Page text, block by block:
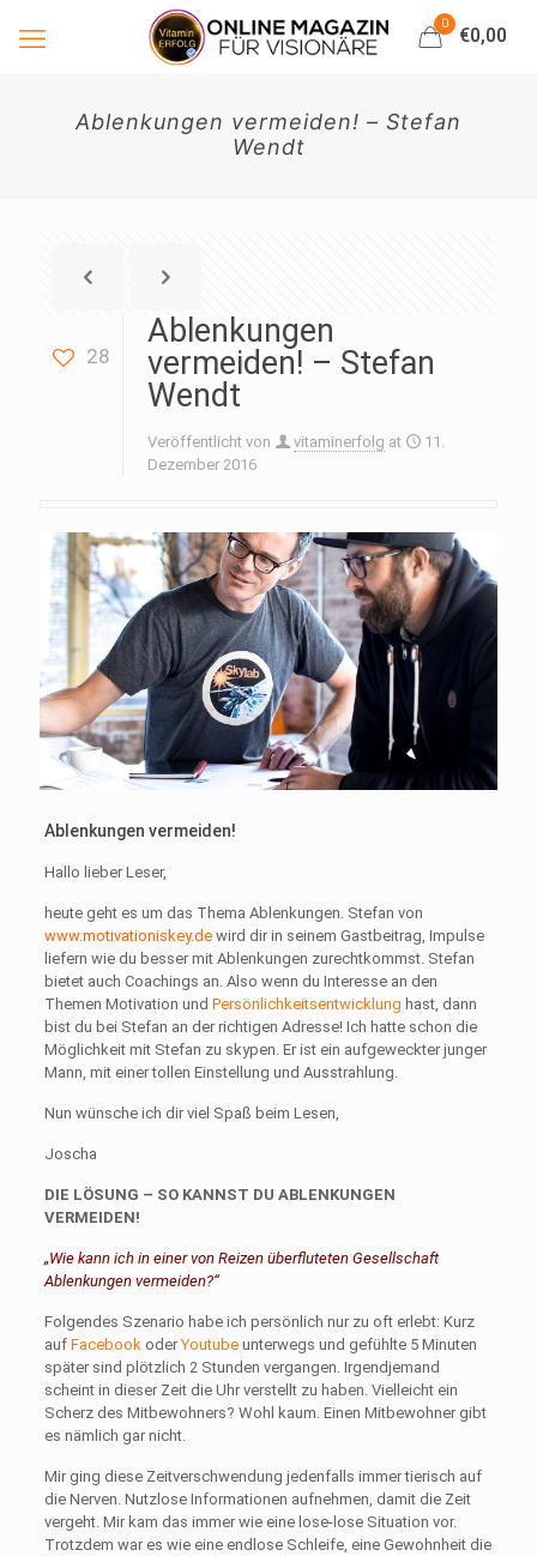
0
€0,00
Ablenkungen vermeiden! – Stefan
Wendt
28
Ablenkungen
vermeiden! – Stefan
Wendt
Veröffentlicht von vitaminerfolg at
11.
Dezember 2016
Ablenkungen vermeiden!
Hallo lieber Leser,
heute geht es um das Thema Ablenkungen. Stefan von
www.motivationiskey.dewird dir in seinem Gastbeitrag, Impulse
liefern wie du besser mit Ablenkungen zurechtkommst. Stefan
bietet auch Coachings an. Also wenn du Interesse an den
Themen Motivation und Persönlichkeitsentwicklung hast, dann
bist du bei Stefan an der richtigen Adresse! Ich hatte schon die
Möglichkeit mit Stefan zu skypen. Er ist ein aufgeweckter junger
Mann, mit einer tollen Einstellung und Ausstrahlung.
Nun wünsche ich dir viel Spaß beim Lesen,
Joscha
DIE LÖSUNG – SO KANNST DU ABLENKUNGEN
VERMEIDEN!
„Wie kann ich in einer von Reizen überfluteten Gesellschaft
Ablenkungen vermeiden?“
Folgendes Szenario habe ich persönlich nur zu oft erlebt: Kurz
auf Facebook oderYoutubeunterwegs und gefühlte 5 Minuten
später sind plötzlich 2 Stunden vergangen. Irgendjemand
scheint in dieser Zeit die Uhr verstellt zu haben. Vielleicht ein
Scherz des Mitbewohners? Wohl kaum. Einen Mitbewohner gibt
es nämlich gar nicht.
Mir ging diese Zeitverschwendung jedenfalls immer tierisch auf
die Nerven. Nutzlose Informationen aufnehmen, damit die Zeit
vergeht. Mir kam das immer wie eine lose-lose Situation vor.
Trotzdem war es wie eine endlose Schleife, eine Gewohnheit die